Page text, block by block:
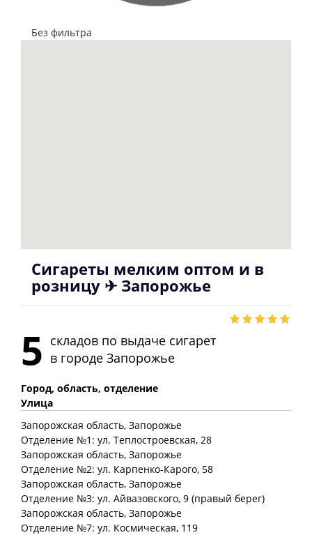
Без фильтра
Сигареты мелким оптом и в
розницу ✈ Запорожье
5 складов по выдаче сигарет
в городе Запорожье
Город, область, отделение
Улица
Запорожская область, Запорожье
Отделение №1: ул. Теплостроевская, 28
Запорожская область, Запорожье
Отделение №2: ул. Карпенко-Карого, 58
Запорожская область, Запорожье
Отделение №3: ул. Айвазовского, 9 (правый берег)
Запорожская область, Запорожье
Отделение №7: ул. Космическая, 119